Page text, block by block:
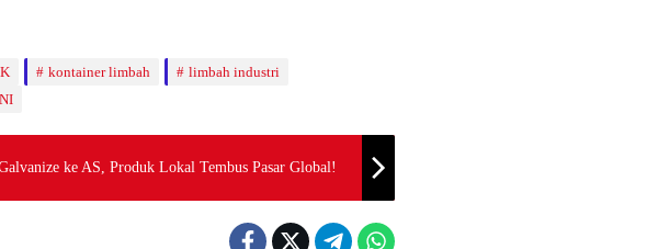
kontainer limbah
limbah industri
ke AS, Produk Lokal Tembus Pasar Global!